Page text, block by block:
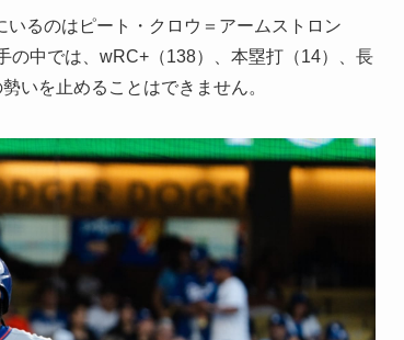
るのはピート・クロウ＝アームストロン
の中では、wRC+（138）、本塁打（14）、長
いを止めることはできません。